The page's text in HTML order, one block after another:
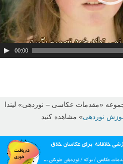
00:00
«مقدمات عکاسی – نوردهی» لیندا
نوردهی» مشاهده کنید